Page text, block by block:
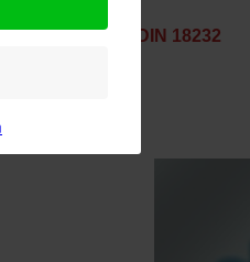
gemäß DIN 18232